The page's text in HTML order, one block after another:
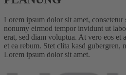
Lorem ipsum dolor sit amet, consetetur
nonumy eirmod tempor invidunt ut
erat, sed diam voluptua. At vero eos et
et ea rebum. Stet clita kasd gubergren,
Lorem ipsum dolor sit amet.